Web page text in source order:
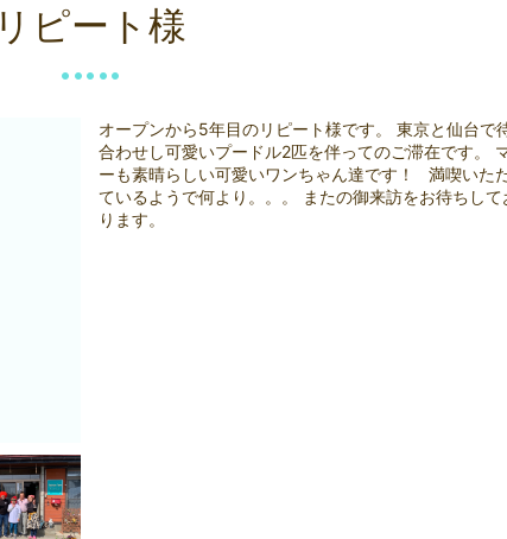
リピート様
オープンから5年目のリピート様です。 東京と仙台で
合わせし可愛いプードル2匹を伴ってのご滞在です。
ーも素晴らしい可愛いワンちゃん達です！ 満喫いた
ているようで何より。。。 またの御来訪をお待ちして
ります。